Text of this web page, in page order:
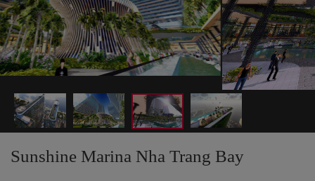
Sunshine Marina Nha Trang Bay